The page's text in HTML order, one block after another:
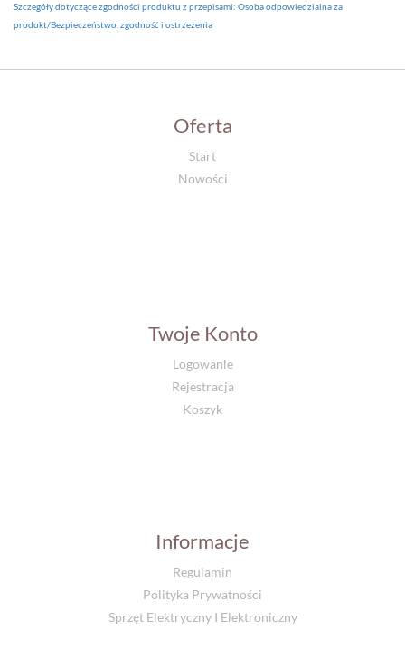
Szczegóły dotyczące zgodności produktu z przepisami: Osoba odpowiedzialna za
produkt/Bezpieczeństwo, zgodność i ostrzeżenia
Oferta
Start
Nowości
Twoje Konto
Logowanie
Rejestracja
Koszyk
Informacje
Regulamin
Polityka Prywatności
Sprzęt Elektryczny I Elektroniczny